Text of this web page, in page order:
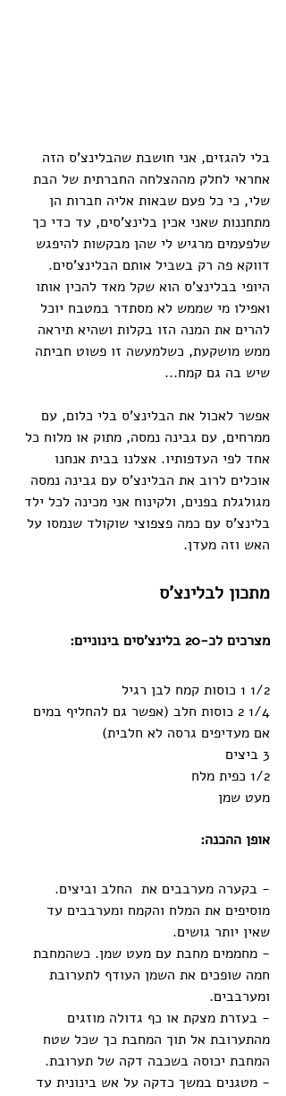
בלי להגזים, אני חושבת שהבלינצ'ס הזה
אחראי לחלק מההצלחה החברתית של הבת
שלי, כי כל פעם שבאות אליה חברות הן
מתחננות שאני אכין בלינצ'סים, עד כדי כך
שלפעמים מרגיש לי שהן מבקשות להיפגש
דווקא פה רק בשביל אותם הבלינצ'סים.
היופי בבלינצ'ס הוא שקל מאד להכין אותו
ואפילו מי שממש לא מסתדר במטבח יוכל
להרים את המנה הזו בקלות ושהיא תיראה
ממש מושקעת, כשלמעשה זו פשוט חביתה
שיש בה גם קמח...
אפשר לאכול את הבלינצ'ס בלי כלום, עם
ממרחים, עם גבינה נמסה, מתוק או מלוח כל
אחד לפי העדפותיו. אצלנו בבית אנחנו
אוכלים לרוב את הבלינצ'ס עם גבינה נמסה
מגולגלת בפנים, ולקינוח אני מכינה לכל ילד
בלינצ'ס עם כמה פצפוצי שוקולד שנמסו על
האש וזה מעדן.
מתכון לבלינצ'ס
מצרכים לכ-20 בלינצ'סים בינוניים:
1/2 1 כוסות קמח לבן רגיל
1/4 2 כוסות חלב (אפשר גם להחליף במים
אם מעדיפים גרסה לא חלבית)
3 ביצים
1/2 כפית מלח
מעט שמן
אופן ההכנה:
- בקערה מערבבים את  החלב וביצים.
מוסיפים את המלח והקמח ומערבבים עד
שאין יותר גושים.
- מחממים מחבת עם מעט שמן. כשהמחבת
חמה שופכים את השמן העודף לתערובת
ומערבבים.
- בעזרת מצקת או כף גדולה מוזגים
מהתערובת אל תוך המחבת כך שכל שטח
המחבת יכוסה בשכבה דקה של תערובת.
- מטגנים במשך כדקה על אש בינונית עד